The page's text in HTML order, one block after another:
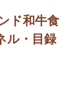
ド和牛食
ル・目録